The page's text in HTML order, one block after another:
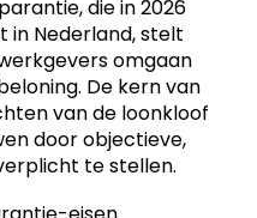
die in 2026
in Nederland, stelt
omgaan
De kern van
van de loonkloof
door objectieve,
te stellen.